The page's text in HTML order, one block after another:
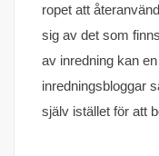
ropet att
sig av det som
av inredning kan
inredningsbloggar
själv istället för att